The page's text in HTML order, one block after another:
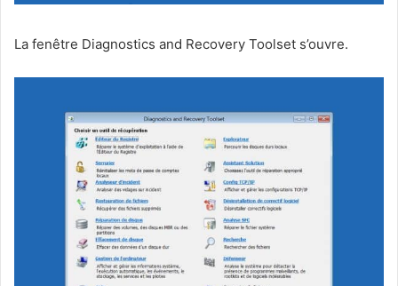
La fenêtre Diagnostics and Recovery Toolset s’ouvre.